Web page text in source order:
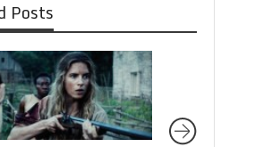
Posts